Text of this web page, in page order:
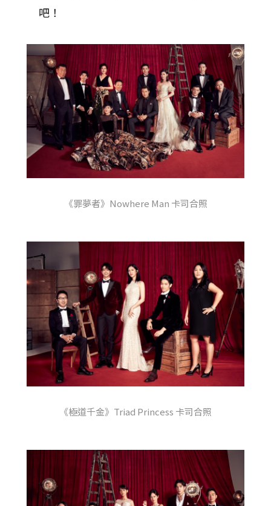
吧！
《罪夢者》Nowhere Man 卡司合照
《極道千金》Triad Princess 卡司合照